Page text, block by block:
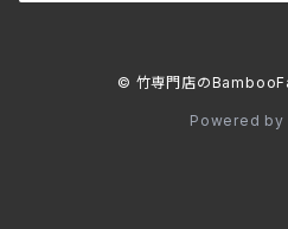
© 竹専門店の
Powered by